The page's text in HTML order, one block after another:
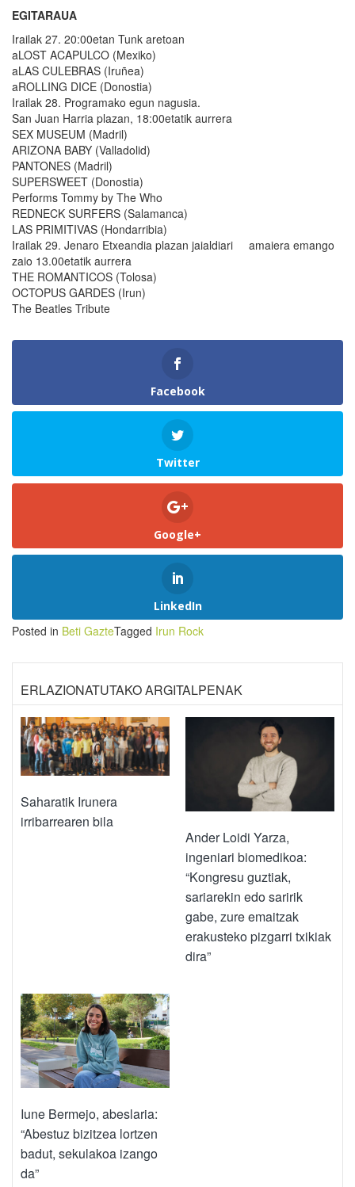
EGITARAUA
Irailak 27. 20:00etan Tunk aretoan
aLOST ACAPULCO (Mexiko)
aLAS CULEBRAS (Iruñea)
aROLLING DICE (Donostia)
Irailak 28. Programako egun nagusia.
San Juan Harria plazan, 18:00etatik aurrera
SEX MUSEUM (Madril)
ARIZONA BABY (Valladolid)
PANTONES (Madril)
SUPERSWEET (Donostia)
Performs Tommy by The Who
REDNECK SURFERS (Salamanca)
LAS PRIMITIVAS (Hondarribia)
Irailak 29. Jenaro Etxeandia plazan jaialdiari amaiera emango
zaio 13.00etatik aurrera
THE ROMANTICOS (Tolosa)
OCTOPUS GARDES (Irun)
The Beatles Tribute
Facebook
Twitter
Google+
LinkedIn
Posted in Beti GazteTagged Irun Rock
ERLAZIONATUTAKO ARGITALPENAK
Saharatik Irunera
irribarrearen bila
Ander Loidi Yarza,
ingeniari biomedikoa:
“Kongresu guztiak,
sariarekin edo saririk
gabe, zure emaitzak
erakusteko pizgarri txikiak
dira”
Iune Bermejo, abeslaria:
“Abestuz bizitzea lortzen
badut, sekulakoa izango
da”